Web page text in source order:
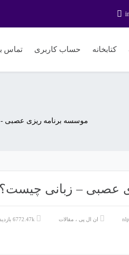
کتابخانه حساب کاربری تماس
موسسه برنامه ریزی عصبی -
عصبی – زبانی
ان ال پی ، مقالات